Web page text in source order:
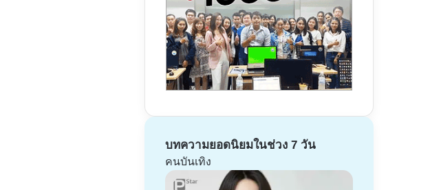
บทความยอดนิยมในช่วง 7 วัน
คนบันเทิง